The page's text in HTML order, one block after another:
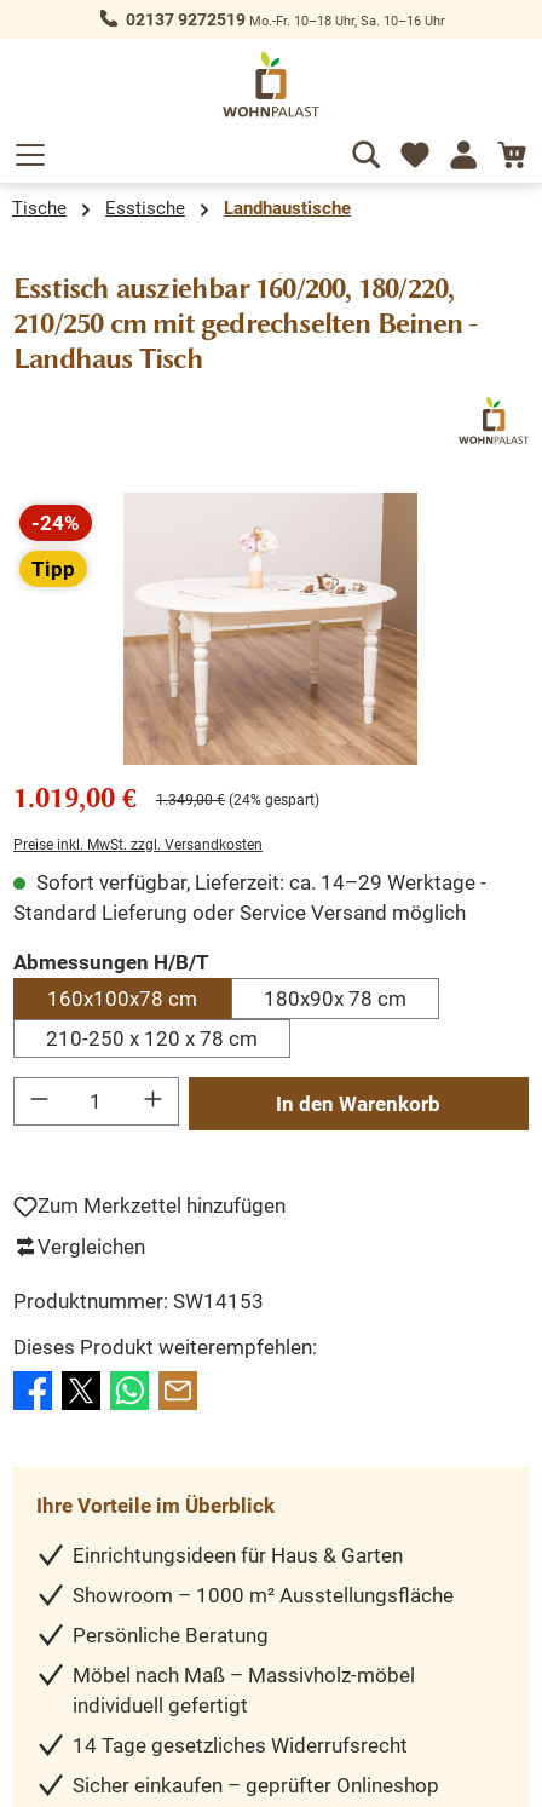
springen 02137 9272519Mo.-Fr. 10–18 Uhr, Sa. 10–16 Uhr
Tische Esstische Landhaustische
Esstisch ausziehbar 160/200, 180/220,
210/250 cm mit gedrechselten Beinen -
Landhaus Tisch
Bildergalerie überspringen
-24%
Rabatt
Tipp
1.019,00 € 1.349,00 € (24% gespart)
Preise inkl. MwSt. zzgl. Versandkosten
Sofort verfügbar, Lieferzeit: ca. 14–29 Werktage -
Standard Lieferung oder Service Versand möglich
Abmessungen H/B/Tauswählen
160x100x78 cm
180x90x 78 cm
210-250 x 120 x 78 cm
Produkt Anzahl: Gib den gewünschten Wert ein oder benutze die Schaltflächen
In den Warenkorb
Zum Merkzettel hinzufügen
Vergleichen
Produktnummer: SW14153
Dieses Produkt weiterempfehlen:
Ihre Vorteile im Überblick
Einrichtungsideen für Haus & Garten
Showroom – 1000 m² Ausstellungsfläche
Persönliche Beratung
Möbel nach Maß – Massivholz-möbel
individuell gefertigt
14 Tage gesetzliches Widerrufsrecht
Sicher einkaufen – geprüfter Onlineshop